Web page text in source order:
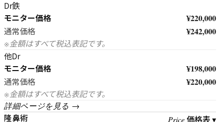
Dr鉄
モニター価格 ¥220,000
通常価格 ¥242,000
※金額はすべて税込表記です。
他Dr
モニター価格 ¥198,000
通常価格 ¥220,000
※金額はすべて税込表記です。
詳細ページを見る →
隆鼻術 Price価格表 ▾